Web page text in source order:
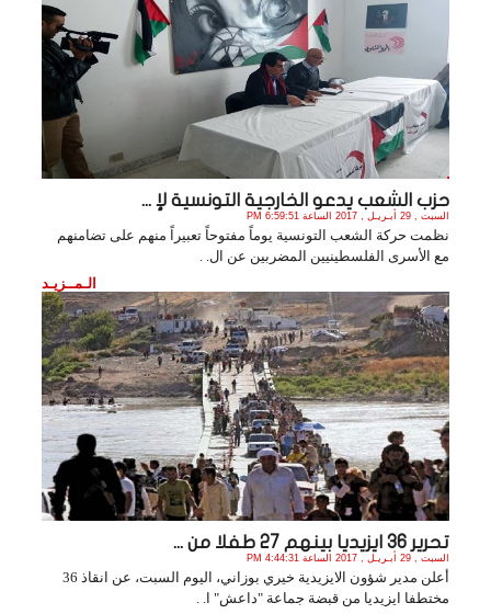
حزب الشعب يدعو الخارجية التونسية لإ ...
السبت , 29 أبـريـل , 2017 الساعة 6:59:51 PM
نظمت حركة الشعب التونسية يوماً مفتوحاً تعبيراً منهم على تضامنهم
مع الأسرى الفلسطينيين المضربين عن ال. .
الـمــزيـد
تحرير 36 ايزيديا بينهم 27 طفلا من ...
السبت , 29 أبـريـل , 2017 الساعة 4:44:31 PM
أعلن مدير شؤون الايزيدية خيري بوزاني، اليوم السبت، عن انقاذ 36
مختطفا ايزيديا من قبضة جماعة "داعش" ا. .